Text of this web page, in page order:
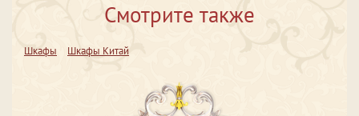
Смотрите также
Шкафы Шкафы Китай